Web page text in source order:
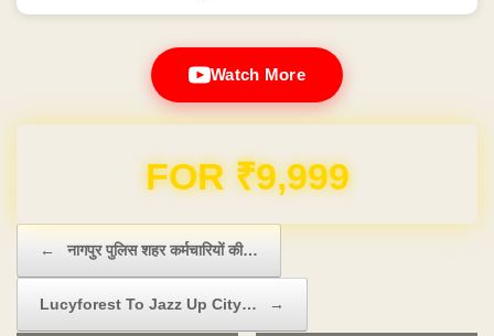
Watch More
Domain & Hosting FREE for 1 Year
← नागपुर पुलिस शहर कर्मचारियों की…
Lucyforest To Jazz Up City… →